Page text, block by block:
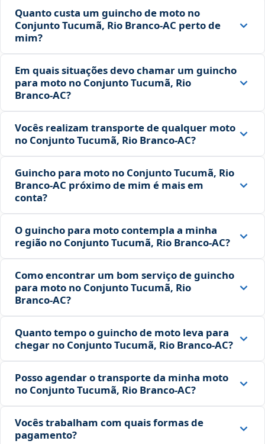
Quanto custa um guincho de moto no
Conjunto Tucumã, Rio Branco‑AC perto de
mim?
Em quais situações devo chamar um guincho
para moto no Conjunto Tucumã, Rio
Branco‑AC?
Vocês realizam transporte de qualquer moto
no Conjunto Tucumã, Rio Branco‑AC?
Guincho para moto no Conjunto Tucumã, Rio
Branco‑AC próximo de mim é mais em
conta?
O guincho para moto contempla a minha
região no Conjunto Tucumã, Rio Branco‑AC?
Como encontrar um bom serviço de guincho
para moto no Conjunto Tucumã, Rio
Branco‑AC?
Quanto tempo o guincho de moto leva para
chegar no Conjunto Tucumã, Rio Branco‑AC?
Posso agendar o transporte da minha moto
no Conjunto Tucumã, Rio Branco‑AC?
Vocês trabalham com quais formas de
pagamento?